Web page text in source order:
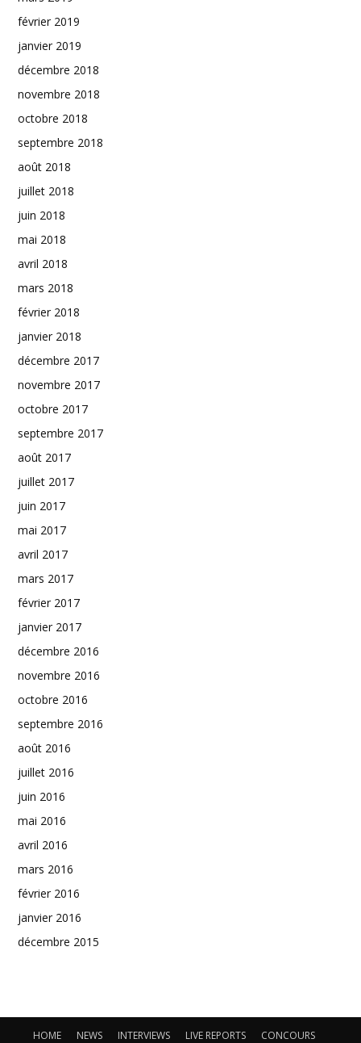
février 2019
janvier 2019
décembre 2018
novembre 2018
octobre 2018
septembre 2018
août 2018
juillet 2018
juin 2018
mai 2018
avril 2018
mars 2018
février 2018
janvier 2018
décembre 2017
novembre 2017
octobre 2017
septembre 2017
août 2017
juillet 2017
juin 2017
mai 2017
avril 2017
mars 2017
février 2017
janvier 2017
décembre 2016
novembre 2016
octobre 2016
septembre 2016
août 2016
juillet 2016
juin 2016
mai 2016
avril 2016
mars 2016
février 2016
janvier 2016
décembre 2015
HOME NEWS INTERVIEWS LIVE REPORTS CONCOURS